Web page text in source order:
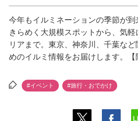
今年もイルミネーションの季節が
きらめく大規模スポットから、気
リアまで。東京、神奈川、千葉な
めのイルミ情報をお届けします。【
#イベント #旅行・おでかけ